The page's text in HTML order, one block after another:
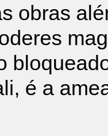
obras
é a